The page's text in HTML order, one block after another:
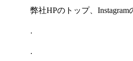
弊社HPのトップ、
.
.